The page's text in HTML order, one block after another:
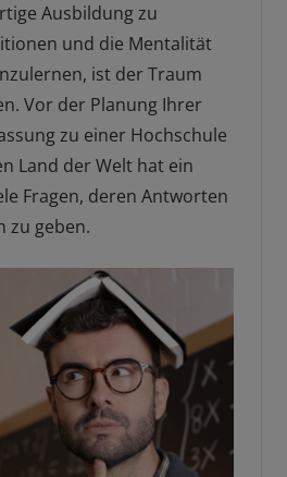
Ausbildung zu
und die Mentalität
ist der Traum
Vor der Planung Ihrer
zu einer Hochschule
Land der Welt hat ein
Fragen, deren Antworten
zu geben.